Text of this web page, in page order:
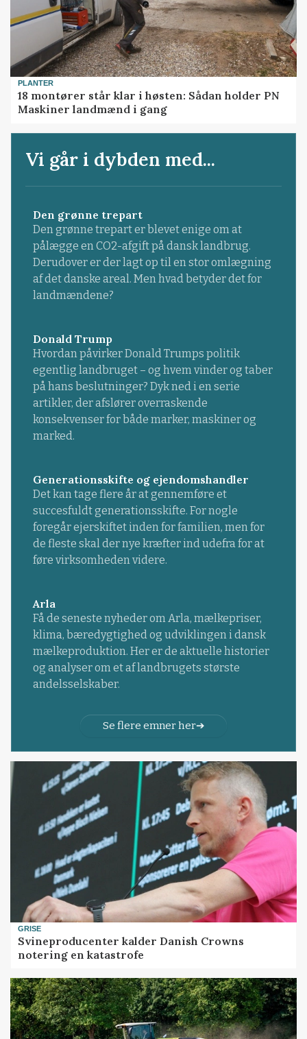
PLANTER
18 montører står klar i høsten: Sådan holder PN
Maskiner landmænd i gang
Vi går i dybden med...
Den grønne trepart
Den grønne trepart er blevet enige om at
pålægge en CO2-afgift på dansk landbrug.
Derudover er der lagt op til en stor omlægning
af det danske areal. Men hvad betyder det for
landmændene?
Donald Trump
Hvordan påvirker Donald Trumps politik
egentlig landbruget – og hvem vinder og taber
på hans beslutninger? Dyk ned i en serie
artikler, der afslører overraskende
konsekvenser for både marker, maskiner og
marked.
Generationsskifte og ejendomshandler
Det kan tage flere år at gennemføre et
succesfuldt generationsskifte. For nogle
foregår ejerskiftet inden for familien, men for
de fleste skal der nye kræfter ind udefra for at
føre virksomheden videre.
Arla
Få de seneste nyheder om Arla, mælkepriser,
klima, bæredygtighed og udviklingen i dansk
mælkeproduktion. Her er de aktuelle historier
og analyser om et af landbrugets største
andelsselskaber.
Se flere emner her
GRISE
Svineproducenter kalder Danish Crowns
notering en katastrofe